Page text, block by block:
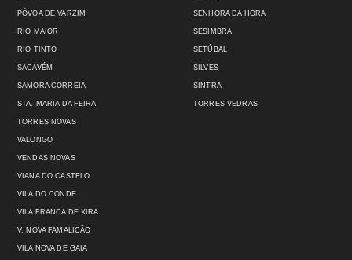
PÓVOA DE VARZIM
RIO MAIOR
RIO TINTO
SACAVÉM
SAMORA CORREIA
STA. MARIA DA FEIRA
SENHORA DA HORA
SESIMBRA
SETÚBAL
SILVES
SINTRA
TORRES VEDRAS
TORRES NOVAS
VALONGO
VENDAS NOVAS
VIANA DO CASTELO
VILA DO CONDE
VILA FRANCA DE XIRA
V. NOVA FAMALICÃO
VILA NOVA DE GAIA